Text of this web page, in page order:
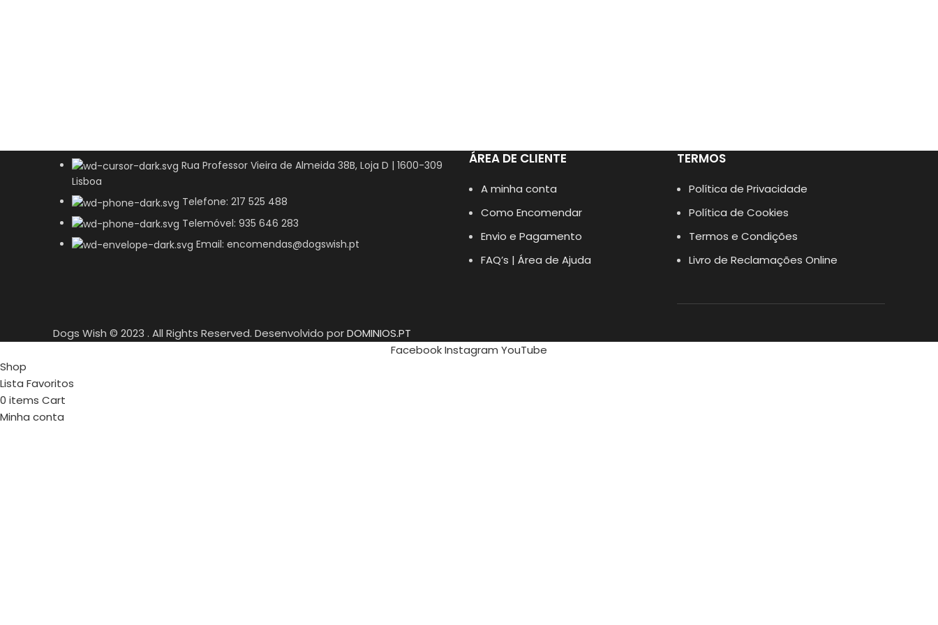
Rua Professor Vieira de Almeida 38B, Loja D | 1600-309
Lisboa
Telefone: 217 525 488
Telemóvel: 935 646 283
Email: encomendas@dogswish.pt
ÁREA DE CLIENTE
A minha conta
Como Encomendar
Envio e Pagamento
FAQ’s | Área de Ajuda
TERMOS
Política de Privacidade
Política de Cookies
Termos e Condições
Livro de Reclamações Online
Dogs Wish © 2023 . All Rights Reserved. Desenvolvido porDOMINIOS.PT
FacebookInstagram YouTube
Shop
Lista Favoritos
0 items Cart
Minha conta